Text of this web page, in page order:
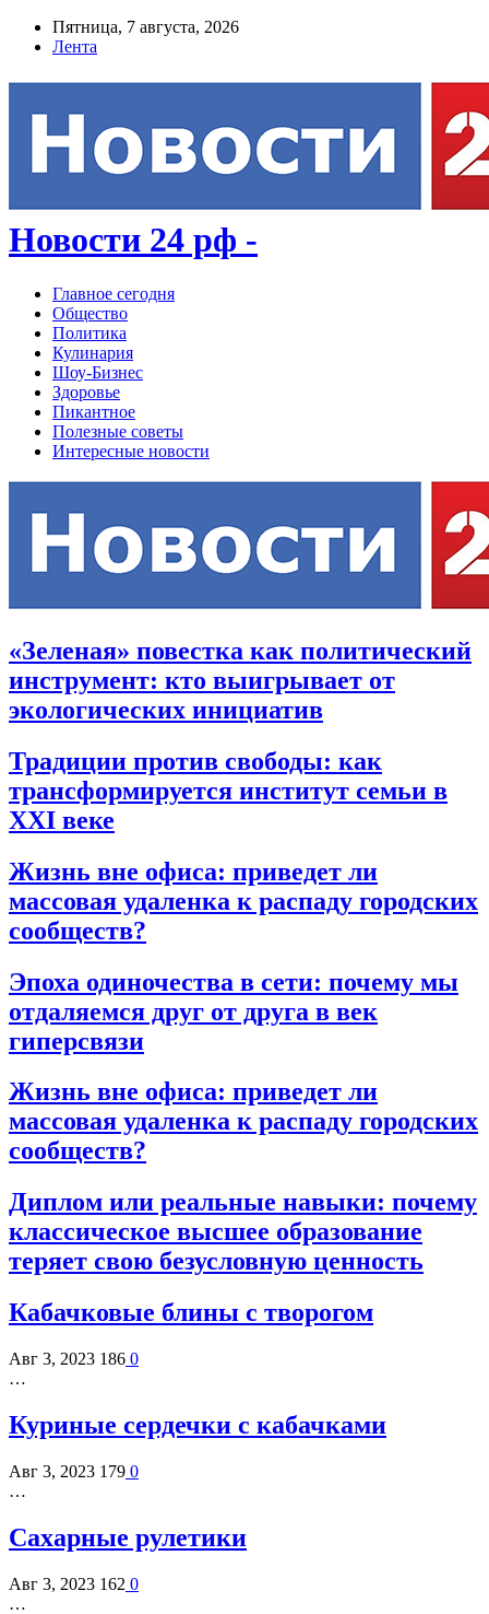
Пятница, 7 августа, 2026
Лента
Новости 24 рф -
Главное сегодня
Общество
Политика
Кулинария
Шоу-Бизнес
Здоровье
Пикантное
Полезные советы
Интересные новости
«Зеленая» повестка как политический
инструмент: кто выигрывает от
экологических инициатив
Традиции против свободы: как
трансформируется институт семьи в
XXI веке
Жизнь вне офиса: приведет ли
массовая удаленка к распаду городских
сообществ?
Эпоха одиночества в сети: почему мы
отдаляемся друг от друга в век
гиперсвязи
Жизнь вне офиса: приведет ли
массовая удаленка к распаду городских
сообществ?
Диплом или реальные навыки: почему
классическое высшее образование
теряет свою безусловную ценность
Кабачковые блины с творогом
Авг 3, 2023 186 0
…
Куриные сердечки с кабачками
Авг 3, 2023 179 0
…
Сахарные рулетики
Авг 3, 2023 162 0
…